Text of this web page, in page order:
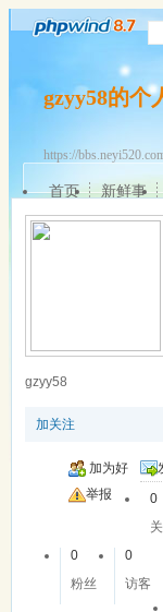
gzyy58的个
https://
首页 新鲜事
gzyy58
加关注
加为好
友 举报
0
0
粉丝
0
访客